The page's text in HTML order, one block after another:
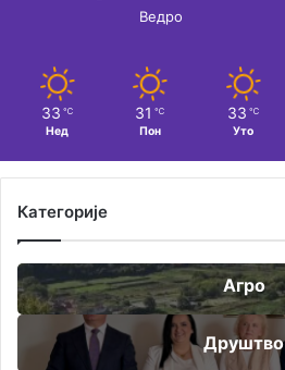
Ведро
33 ℃
Нед
31 ℃
Пон
33 ℃
Уто
Категорије
Агро
Друштво